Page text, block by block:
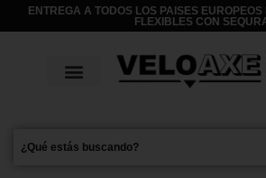
ENTREGA A TODOS LOS PAISES
FLEXIBLES CON